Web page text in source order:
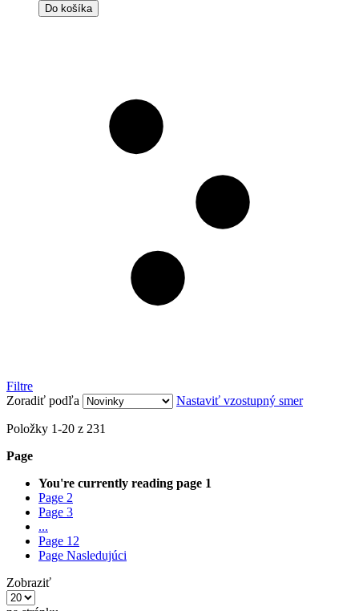
Do košíka
Filtre
Zoradiť podľa
Nastaviť vzostupný smer
Položky 1-20 z 231
Page
You're currently reading page 1
Page 2
Page 3
...
Page 12
Page Nasledujúci
Zobraziť